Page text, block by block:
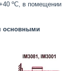
ºС, в помещении
основными